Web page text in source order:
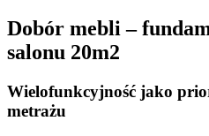
Dobór mebli –
salonu 20m2
Wielofunkcyjność jako
metrażu